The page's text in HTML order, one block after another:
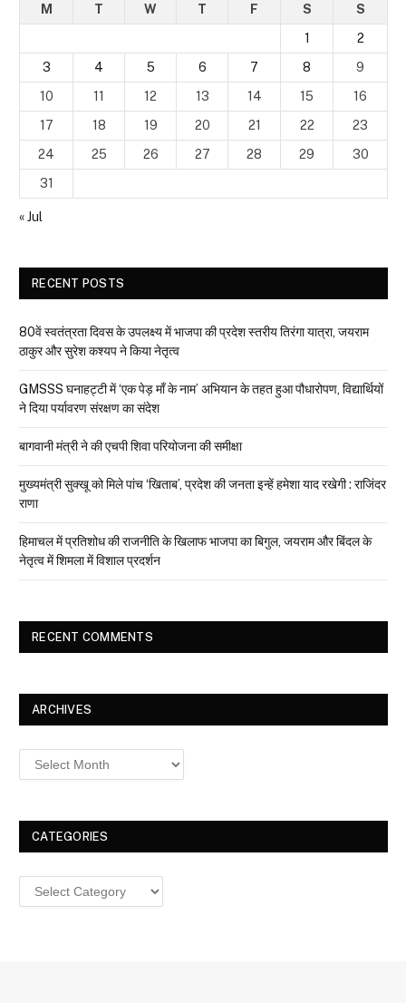
M T W T F S
S
1
2
3
4 5 6 7 8
9
10
11 12 13 14 15
16
17
18 19 20 21 22
23
24
25 26 27 28 29
30
31
« Jul
RECENT POSTS
80वें स्वतंत्रता दिवस के उपलक्ष्य में भाजपा की प्रदेश स्तरीय तिरंगा यात्रा, जयराम
ठाकुर और सुरेश कश्यप ने किया नेतृत्व
GMSSS घनाहट्टी में ‘एक पेड़ माँ के नाम’ अभियान के तहत हुआ पौधारोपण, विद्यार्थियों
ने दिया पर्यावरण संरक्षण का संदेश
बागवानी मंत्री ने की एचपी शिवा परियोजना की समीक्षा
मुख्यमंत्री सुक्खू को मिले पांच ‘खिताब’, प्रदेश की जनता इन्हें हमेशा याद रखेगी : राजिंदर
राणा
हिमाचल में प्रतिशोध की राजनीति के खिलाफ भाजपा का बिगुल, जयराम और बिंदल के
नेतृत्व में शिमला में विशाल प्रदर्शन
RECENT COMMENTS
ARCHIVES
Archives
CATEGORIES
Categories